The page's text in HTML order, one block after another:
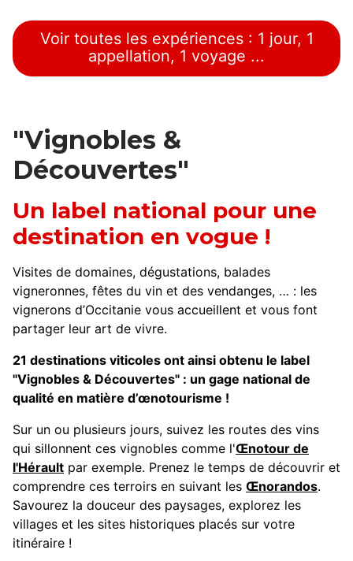
Voir toutes les expériences : 1 jour, 1
appellation, 1 voyage ...
"Vignobles &
Découvertes"
Un label national pour une
destination en vogue !
Visites de domaines, dégustations, balades
vigneronnes, fêtes du vin et des vendanges, … : les
vignerons d’Occitanie vous accueillent et vous font
partager leur art de vivre.
21 destinations viticoles ont ainsi obtenu le label
"Vignobles & Découvertes" : un gage national de
qualité en matière d’œnotourisme !
Sur un ou plusieurs jours, suivez les routes des vins
qui sillonnent ces vignobles comme l'Œnotour de
l'Hérault par exemple. Prenez le temps de découvrir et
comprendre ces terroirs en suivant les Œnorandos.
Savourez la douceur des paysages, explorez les
villages et les sites historiques placés sur votre
itinéraire !